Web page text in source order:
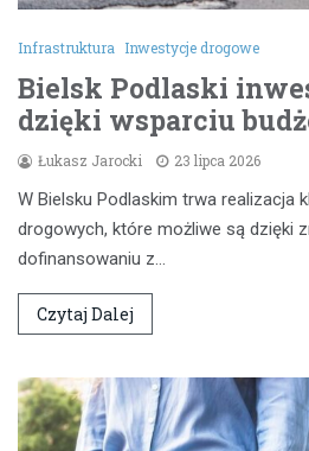
Infrastruktura Inwestycje drogowe
Bielsk Podlaski
dzięki wsparciu
Łukasz Jarocki 23 lipca 2026
W Bielsku Podlaskim trwa realizacja
drogowych, które możliwe są dzięki
dofinansowaniu z…
Czytaj Dalej